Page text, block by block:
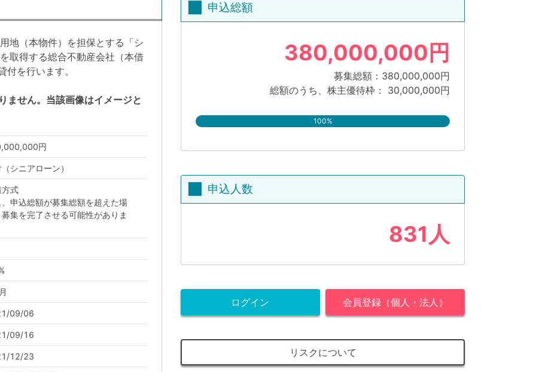
地（本物件）を担保とする「シ
取得する総合不動産会社（本借
を行います。
ません。当該画像はイメージと
円
シニアローン）
式
申込総額が募集総額を超えた場
集を完了させる可能性がありま
09/06
09/16
12/23
申込総額
380,000,000円
募集総額：380,000,000円
総額のうち、株主優待枠： 30,000,000円
100%
申込人数
831人
ログイン 会員登録（個人・法人）
リスクについて